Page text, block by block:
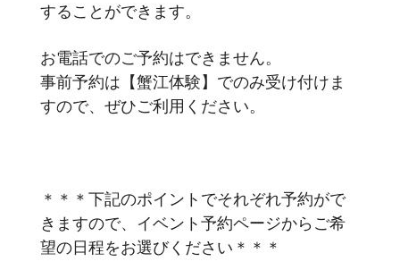
することができます。
お電話でのご予約はできません。
事前予約は【蟹江体験】でのみ受け付けま
すので、ぜひご利用ください。
＊＊＊下記のポイントでそれぞれ予約がで
きますので、イベント予約ページからご希
望の日程をお選びください＊＊＊